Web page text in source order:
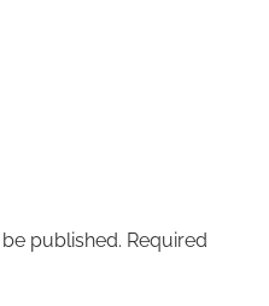
published. Required